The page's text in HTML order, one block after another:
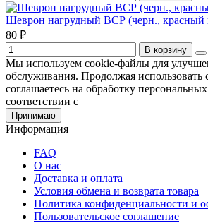
Шеврон нагрудный ВСР (черн., красный
80 ₽
В корзину
Мы используем cookie-файлы для
обслуживания. Продолжая использовать
соглашаетесь на обработку
соответствии с
Принимаю
Информация
FAQ
О нас
Доставка и оплата
Условия обмена и возврата товара
Политика конфиденциальности и
Пользовательское соглашение